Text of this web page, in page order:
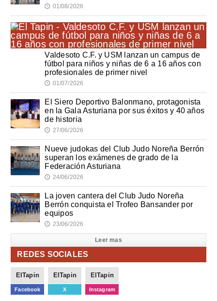
🕔 01/08/2026
Valdesoto C.F. y USM lanzan un campus de
fútbol para niños y niñas de 6 a 16 años con
profesionales de primer nivel
🕔 01/07/2026
El Siero Deportivo Balonmano, protagonista
en la Gala Asturiana por sus éxitos y 40 años
de historia
🕔 27/06/2026
Nueve judokas del Club Judo Noreña Berrón
superan los exámenes de grado de la
Federación Asturiana
🕔 24/06/2026
La joven cantera del Club Judo Noreña
Berrón conquista el Trofeo Bansander por
equipos
🕔 23/06/2026
Leer mas
REDES SOCIALES
ElTapin
Facebook
ElTapin
X
ElTapin
Instagram